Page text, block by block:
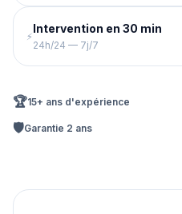
⚡
Intervention en 30 min
24h/24 — 7j/7
🏆15+ ans d'expérience
🛡️Garantie 2 ans